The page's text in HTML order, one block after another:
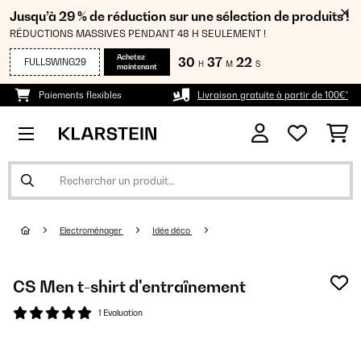
Jusqu’à 29 % de réduction sur une sélection de produits !
RÉDUCTIONS MASSIVES PENDANT 48 H SEULEMENT !
FULLSWING29
Achetez
maintenant
30 H 37 M 22 S
Paiements flexibles Livraison gratuite à partir de 100€*
Electroménager Idée déco
CS Men t-shirt d'entraînement
1 Evaluation